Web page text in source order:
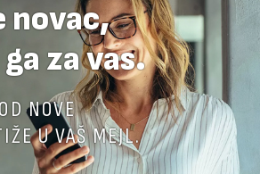
novac,
za vas.
NOVE
U VAŠ MEJL.